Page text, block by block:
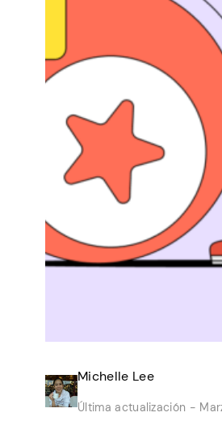
Michelle Lee
Última actualización -